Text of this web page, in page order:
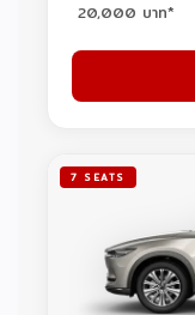
20,000 บาท*
7 SEATS